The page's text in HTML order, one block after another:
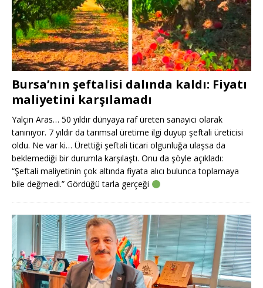
Bursa’nın şeftalisi dalında kaldı: Fiyatı
maliyetini karşılamadı
Yalçın Aras… 50 yıldır dünyaya raf üreten sanayici olarak
tanınıyor. 7 yıldır da tarımsal üretime ilgi duyup şeftali üreticisi
oldu. Ne var ki… Ürettiği şeftali ticari olgunluğa ulaşsa da
beklemediği bir durumla karşılaştı. Onu da şöyle açıkladı:
“Şeftali maliyetinin çok altında fiyata alıcı bulunca toplamaya
bile değmedi.” Gördüğü tarla gerçeği